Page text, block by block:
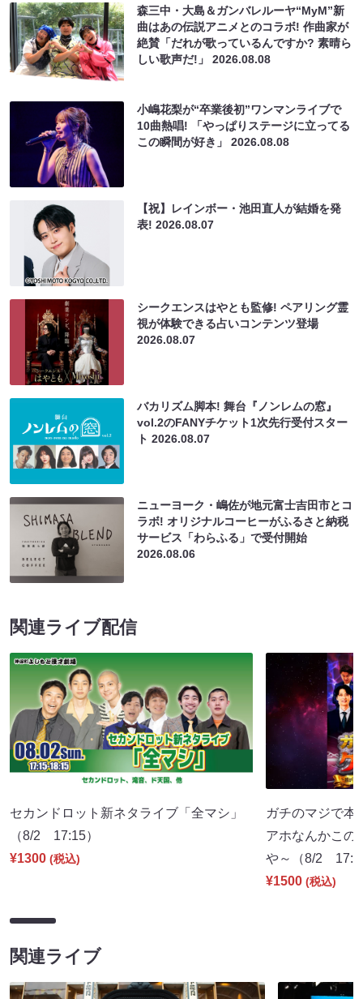
森三中・大島＆ガンバレルーヤ“MyM”新
曲はあの伝説アニメとのコラボ! 作曲家が
絶賛「だれが歌っているんですか? 素晴ら
しい歌声だ!」2026.08.08
小嶋花梨が“卒業後初”ワンマンライブで
10曲熱唱! 「やっぱりステージに立ってる
この瞬間が好き」2026.08.08
【祝】レインボー・池田直人が結婚を発
表!2026.08.07
シークエンスはやとも監修! ペアリング霊
視が体験できる占いコンテンツ登場
2026.08.07
バカリズム脚本! 舞台『ノンレムの窓』
vol.2のFANYチケット1次先行受付スター
ト2026.08.07
ニューヨーク・嶋佐が地元富士吉田市とコ
ラボ! オリジナルコーヒーがふるさと納税
サービス「わらふる」で受付開始
2026.08.06
関連ライブ配信
セカンドロット新ネタライブ「全マシ」
（8/2 17:15）
¥1300 (税込)
ガチのマジで本
アホなんかこの
や～（8/2
¥1500 (税込)
関連ライブ